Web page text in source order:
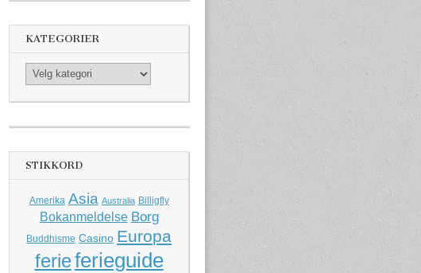
KATEGORIER
Kategorier
STIKKORD
Amerika Asia Australia Billigfly
Bokanmeldelse Borg
Buddhisme Casino Europa
ferieferieguide